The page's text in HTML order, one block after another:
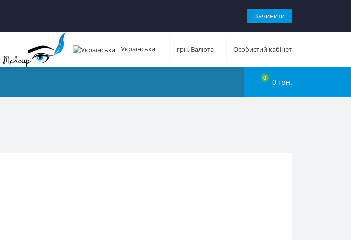
Зачинити
Українська грн. Валюта Особистий кабінет
0
0 грн.